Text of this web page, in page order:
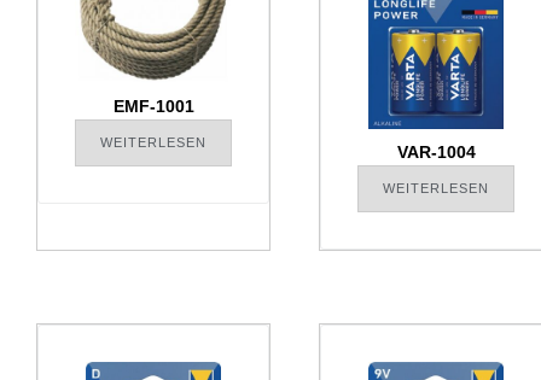
EMF-1001
WEITERLESEN VAR-1004
WEITERLESEN